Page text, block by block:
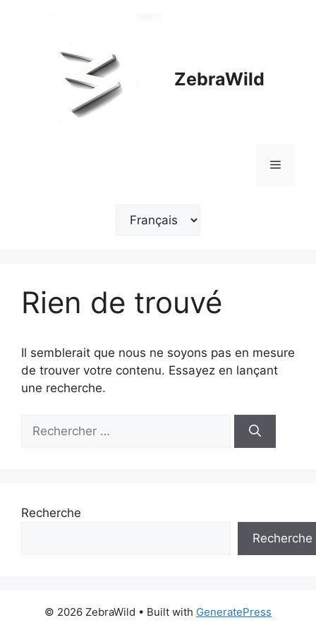
ZebraWild
Menu
Choisir
Rien de trouvé
Il semblerait que nous ne soyons pas en mesure
de trouver votre contenu. Essayez en lançant
une recherche.
Rechercher :
Recherche
Recherche
© 2026 ZebraWild • Built with GeneratePress